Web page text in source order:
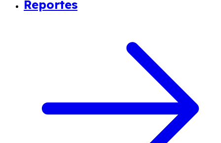
Reportes